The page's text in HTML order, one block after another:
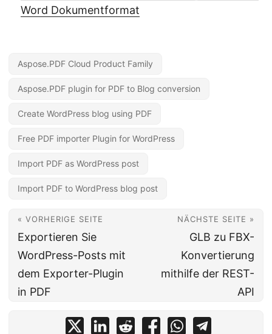
Word Dokumentformat
Aspose.PDF Cloud Product Family
Aspose.PDF plugin for PDF to Blog conversion
Create WordPress blog using PDF
Free PDF importer Plugin for WordPress
Import PDF as WordPress post
Import PDF to WordPress blog post
« VORHERIGE SEITE
Exportieren Sie
WordPress-Posts mit
dem Exporter-Plugin
in PDF
NÄCHSTE SEITE »
GLB zu FBX-
Konvertierung
mithilfe der REST-
API